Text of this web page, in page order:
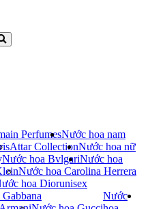
Perfumes
Attar Collection
Nước hoa Bvlgari
Nước hoa Carolina Herrera
hoa Dior
Nước hoa nam
Nước hoa nữ
Nước hoa
unisex
Nước